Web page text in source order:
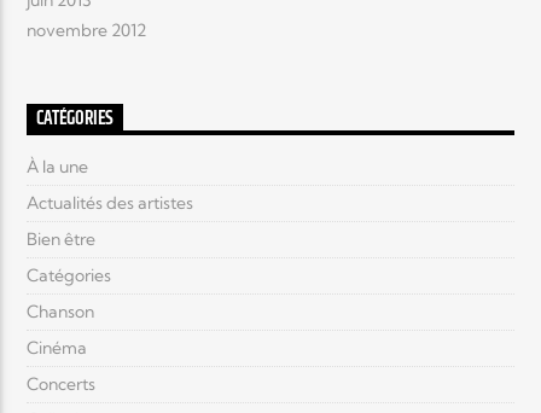
novembre 2012
CATÉGORIES
À la une
Actualités des artistes
Bien être
Catégories
Chanson
Cinéma
Concerts